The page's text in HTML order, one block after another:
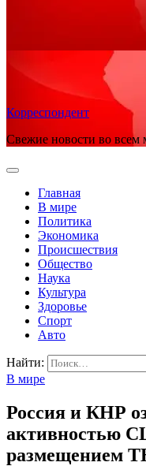
Корреспондент
Свежие новости во всем
Главная
В мире
Политика
Экономика
Происшествия
Общество
Наука
Культура
Здоровье
Спорт
Авто
Найти:
В мире
Россия и КНР
активностью
размещением